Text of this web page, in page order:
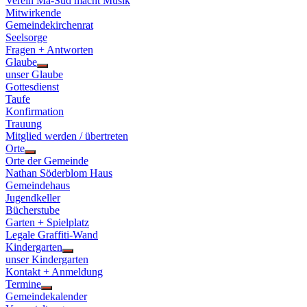
Mitwirkende
Gemeindekirchenrat
Seelsorge
Fragen + Antworten
Glaube
Show
sub
menu
unser Glaube
Gottesdienst
Taufe
Konfirmation
Trauung
Mitglied werden / übertreten
Orte
Show
sub
menu
Orte der Gemeinde
Nathan Söderblom Haus
Gemeindehaus
Jugendkeller
Bücherstube
Garten + Spielplatz
Legale Graffiti-Wand
Kindergarten
Show
sub
menu
unser Kindergarten
Kontakt + Anmeldung
Termine
Show
sub
Gemeindekalender